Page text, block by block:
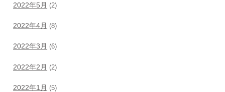
2022年5月 (2)
2022年4月 (8)
2022年3月 (6)
2022年2月 (2)
2022年1月 (5)